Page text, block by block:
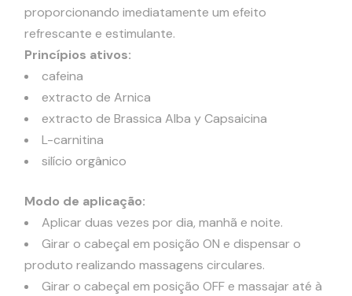
proporcionando imediatamente um efeito
refrescante e estimulante.
Princípios ativos:
cafeina
extracto de Arnica
extracto de Brassica Alba y Capsaicina
L-carnitina
silício orgânico
Modo de aplicação:
Aplicar duas vezes por dia, manhã e noite.
Girar o cabeçal em posição ON e dispensar o
produto realizando massagens circulares.
Girar o cabeçal em posição OFF e massajar até à